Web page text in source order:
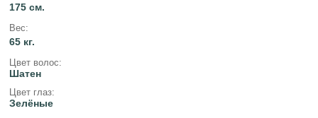
175 см.
Вес:
65 кг.
Цвет волос:
Шатен
Цвет глаз:
Зелёные